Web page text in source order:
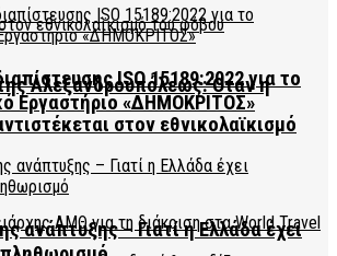
Αλεξανδρουπόλεως: Όταν η
στον εθνικολαϊκισμό
ISO 15189:2022 για το
Εργαστήριο «ΔΗΜΟΚΡΙΤΟΣ»
ανάπτυξης – Γιατί η Ελλάδα έχει